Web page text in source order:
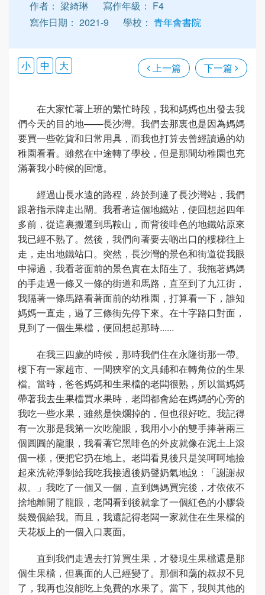
作者： 梁綺琳
寫作年級： F4
寫作日期： 2021-9
學校： 青年會書院
上一篇 下一篇
小 中 大
在大家忙著上班的繁忙時段，我和媽媽也出發去我
們今天的目的地——長沙灣。我們去那裏也是因為媽媽
要買一些乾貨和日常用具，而我也打算去曾經讀過的幼
稚園看看。雖然在中途轉了學校，但是那間幼稚園也充
滿著我小時候的回憶。
經過山長水遠的路程，終於到達了長沙灣站，我們
跟著指示牌走出閘。我看著這個地鐵站，便回想起四年
多前，從這裏搬遷到馬鞍山，而背後啡色的地鐵站原來
我已經不熟了。然後，我們向著要去啲出口的樓梯往上
走，走出地鐵站口。突然，長沙灣的景色和街道從我眼
中掃過，我看著面前的景色實在太陌生了。我拖著媽媽
的手走過一條又一條的街道和馬路，直至到了九江街，
我隔著一條馬路看著面前的幼稚園，打算看一下，誰知
媽媽一直走，過了三條街先停下來。在十字路口對面，
見到了一個生果檔，便回想起那時......
在我三四歲的時候，那時我們住在永隆街那一帶。
樓下有一家超市、一間狹窄的文具鋪和在轉角位的生果
檔。當時，爸爸媽媽和生果檔的老闆很熟，所以當媽媽
帶著我去生果檔買水果時，老闆都會給在媽媽的心旁的
我吃一些水果，雖然是快爛掉的，但也很好吃。我記得
有一次那是我第一次吃龍眼，我用小小的雙手捧著兩三
個圓圓的龍眼，我看著它黑啡色的外皮就像在泥土上滾
個一樣，便把它扔在地上。老闆看見後只是笑呵呵地撿
起來洗乾淨剝給我吃我接過後奶聲奶氣地說：「謝謝叔
叔。」我吃了一個又一個，直到媽媽買完後，才依依不
捨地離開了龍眼，老闆看到後就拿了一個紅色的小膠袋
裝幾個給我。而且，我還記得老闆一家就住在生果檔的
天花板上的一個入口裏面。
直到我們走過去打算買生果，才發現生果檔還是那
個生果檔，但裏面的人已經變了。那個和藹的叔叔不見
了，我再也沒能吃上免費的水果了。當下，我與其他的